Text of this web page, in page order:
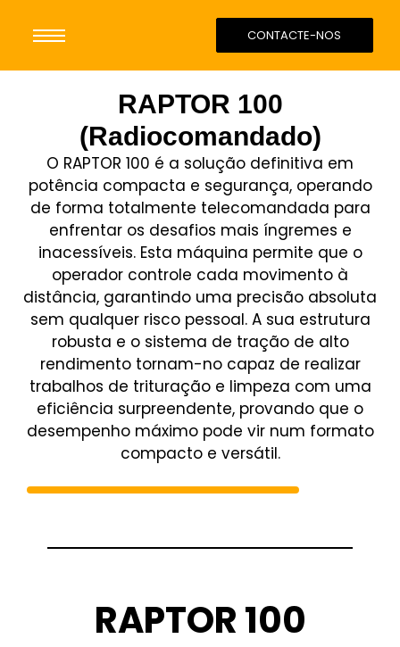
CONTACTE-NOS
RAPTOR 100
(Radiocomandado)
O RAPTOR 100 é a solução definitiva em
potência compacta e segurança, operando
de forma totalmente telecomandada para
enfrentar os desafios mais íngremes e
inacessíveis. Esta máquina permite que o
operador controle cada movimento à
distância, garantindo uma precisão absoluta
sem qualquer risco pessoal. A sua estrutura
robusta e o sistema de tração de alto
rendimento tornam-no capaz de realizar
trabalhos de trituração e limpeza com uma
eficiência surpreendente, provando que o
desempenho máximo pode vir num formato
compacto e versátil.
RAPTOR 100